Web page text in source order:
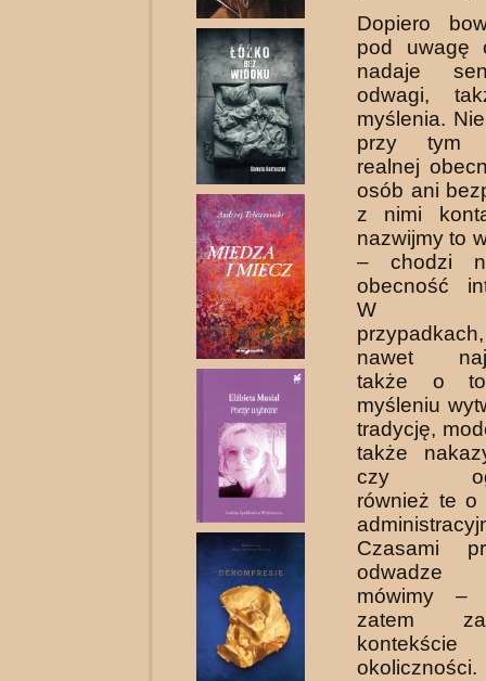
Dopiero
pod uwagę
nadaje
odwa­gi,
myślenia.
przy tym
realnej
osób ani
z nimi
nazwijmy to
– chodzi
obecność
W
nawet
także o
myśleniu
tradycję,
także
czy
również te o
Czasami
odwadze
mówimy –
zatem
okoliczności.